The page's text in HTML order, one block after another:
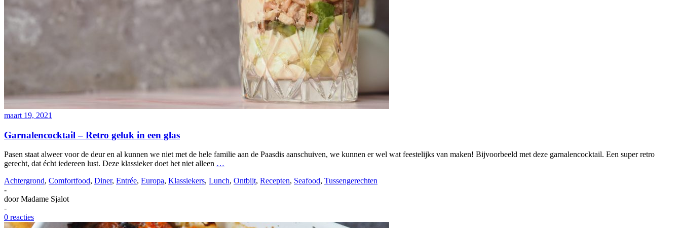
maart 19, 2021
Garnalencocktail – Retro geluk in een glas
Pasen staat alweer voor de deur en al kunnen we niet met de hele familie aan de Paasdis aanschuiven, we kunnen er wel wat feestelijks van maken! Bijvoorbeeld met deze garnalencocktail. Een super retro
gerecht, dat écht iedereen lust. Deze klassieker doet het niet alleen …
Achtergrond, Comfortfood, Diner, Entrée, Europa, Klassiekers, Lunch, Ontbijt, Recepten, Seafood, Tussengerechten
-
doorMadame Sjalot
-
0 reacties